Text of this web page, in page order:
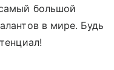
большой
в мире. Будь